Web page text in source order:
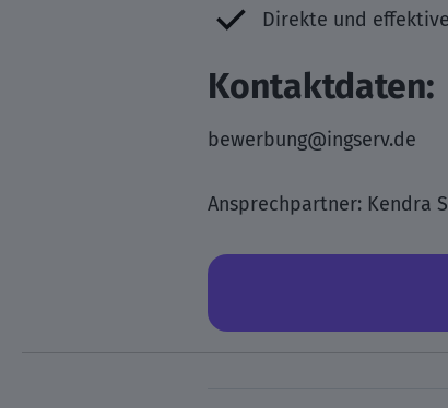
Direkte und
Kontaktdaten:
bewerbung@ingserv.de
Ansprechpartner: Kendra